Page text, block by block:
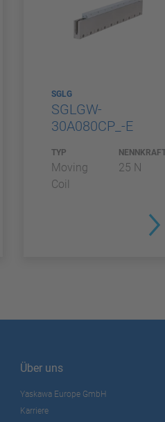
SGLG
SGLGW-
30A080CP_-E
TYP
Moving
Coil
25 N
Über uns
Yaskawa Europe GmbH
Karriere